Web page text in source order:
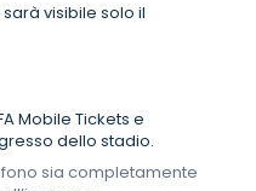
visibile solo il
Mobile Tickets e
dello stadio.
sia completamente